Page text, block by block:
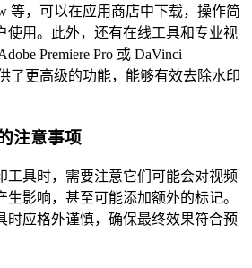
等，可以在应用商店中下载，操作简
使用。此外，还有在线工具和专业视
Premiere Pro 或 DaVinci
了更高级的功能，能够有效去除水印
注意事项
工具时，需要注意它们可能会对视频
生影响，甚至可能添加额外的标记。
时应格外谨慎，确保最终效果符合预